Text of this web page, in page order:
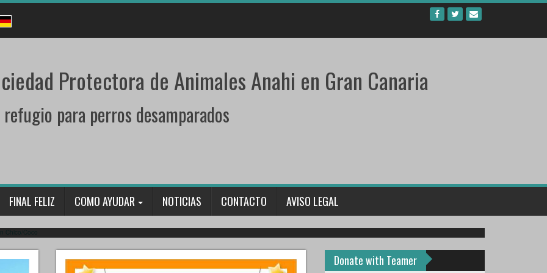
Protectora de Animales Anahi en Gran Canaria
para perros desamparados
FINAL FELIZ COMO AYUDAR NOTICIAS CONTACTO AVISO LEGAL
– News from Chico/Coco – Neuigkeiten von Chico/Coco
enorme pérdida vivida el año pasado. Ambos intentan sobrellevar dentro de lo que cabe su ausencia. Su mami lo mima muchísimo para que
Duermen juntitos haciéndose mutua compañía, ¡les mandamos muchos cariños, fuerza y muchos abrazos a ambos! Our dear Chico is doing
Donate with Teamer